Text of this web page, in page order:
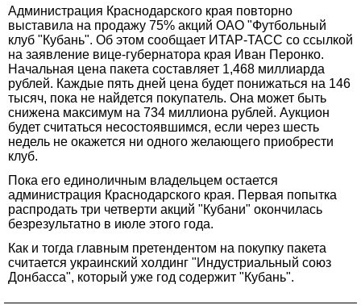
Администрация Краснодарского края повторно
выставила на продажу 75% акций ОАО "Футбольный
клуб "Кубань". Об этом сообщает ИТАР-ТАСС со ссылкой
на заявление вице-губернатора края Иван Перонко.
Начальная цена пакета составляет 1,468 миллиарда
рублей. Каждые пять дней цена будет понижаться на 146
тысяч, пока не найдется покупатель. Она может быть
снижена максимум на 734 миллиона рублей. Аукцион
будет считаться несостоявшимся, если через шесть
недель не окажется ни одного желающего приобрести
клуб.
Пока его единоличным владельцем остается
администрация Краснодарского края. Первая попытка
распродать три четверти акций "Кубани" окончилась
безрезультатно в июле этого года.
Как и тогда главным претендентом на покупку пакета
считается украинский холдинг "Индустриальный союз
Донбасса", который уже год содержит "Кубань".